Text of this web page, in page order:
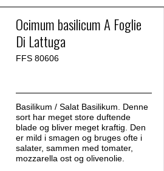
Ocimum basilicum A Foglie
Di Lattuga
FFS 80606
Basilikum / Salat Basilikum. Denne
sort har meget store duftende
blade og bliver meget kraftig. Den
er mild i smagen og bruges ofte i
salater, sammen med tomater,
mozzarella ost og olivenolie.